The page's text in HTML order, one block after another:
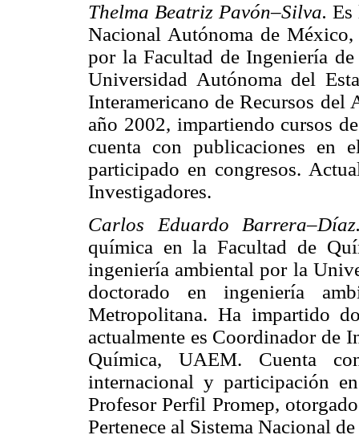
Thelma Beatriz Pavón–Silva. Es
Nacional Autónoma de
por la Facultad de Ingeniería
Universidad Autónoma del
Interamericano de Recursos del
año 2002, impartiendo cursos
cuenta con publicaciones en
participado en congresos.
Investigadores.
Carlos Eduardo
química en la Facultad de
ingeniería ambiental por la
doctorado en ingeniería
Metropolitana. Ha impartido
actualmente es Coordinador de
Química, UAEM. Cuenta
internacional y participación
Profesor Perfil Promep,
Pertenece al Sistema Nacional